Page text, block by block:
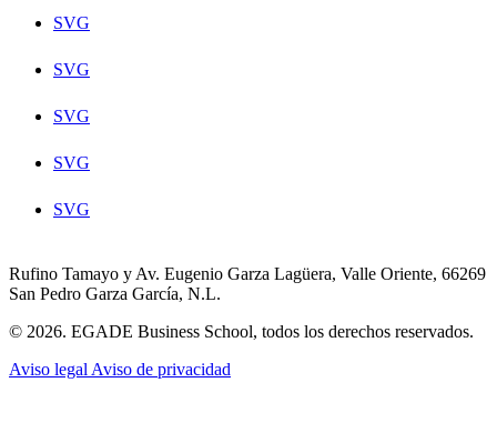
SVG
SVG
SVG
SVG
SVG
Rufino Tamayo y Av. Eugenio Garza Lagüera, Valle Oriente, 66269
San Pedro Garza García, N.L.
© 2026. EGADE Business School, todos los derechos reservados.
Aviso legal Aviso de privacidad